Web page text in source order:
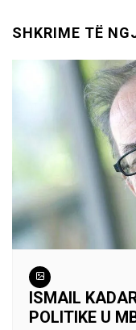
SHKRIME TË
ISMAIL
POLITIKE U